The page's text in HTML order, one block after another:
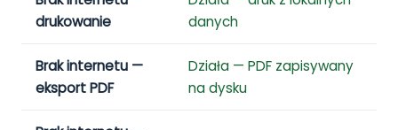
drukowanie
danych
Brak internetu —
eksport PDF
Działa — PDF zapisywany
na dysku